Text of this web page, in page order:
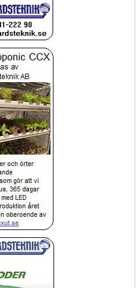
Näringsindikator Lt för krukväxten, ger
signal för gödning
Lt penna signal
Klimatstyrning HortiMaX-Go
Klimat dator HortiMax